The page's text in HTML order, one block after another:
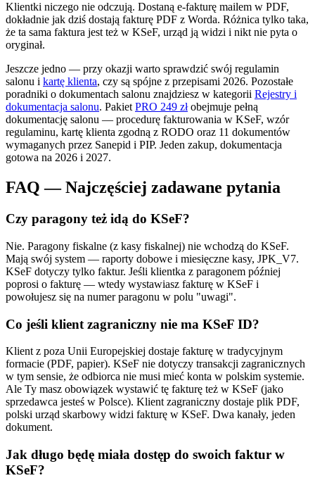
Klientki niczego nie odczują. Dostaną e-fakturę mailem w PDF,
dokładnie jak dziś dostają fakturę PDF z Worda. Różnica tylko taka,
że ta sama faktura jest też w KSeF, urząd ją widzi i nikt nie pyta o
oryginał.
Jeszcze jedno — przy okazji warto sprawdzić swój regulamin
salonu i kartę klienta, czy są spójne z przepisami 2026. Pozostałe
poradniki o dokumentach salonu znajdziesz w kategorii Rejestry i
dokumentacja salonu. Pakiet PRO 249 złobejmuje pełną
dokumentację salonu — procedurę fakturowania w KSeF, wzór
regulaminu, kartę klienta zgodną z RODO oraz 11 dokumentów
wymaganych przez Sanepid i PIP. Jeden zakup, dokumentacja
gotowa na 2026 i 2027.
FAQ — Najczęściej zadawane pytania
Czy paragony też idą do KSeF?
Nie. Paragony fiskalne (z kasy fiskalnej) nie wchodzą do KSeF.
Mają swój system — raporty dobowe i miesięczne kasy, JPK_V7.
KSeF dotyczy tylko faktur. Jeśli klientka z paragonem później
poprosi o fakturę — wtedy wystawiasz fakturę w KSeF i
powołujesz się na numer paragonu w polu "uwagi".
Co jeśli klient zagraniczny nie ma KSeF ID?
Klient z poza Unii Europejskiej dostaje fakturę w tradycyjnym
formacie (PDF, papier). KSeF nie dotyczy transakcji zagranicznych
w tym sensie, że odbiorca nie musi mieć konta w polskim systemie.
Ale Ty masz obowiązek wystawić tę fakturę też w KSeF (jako
sprzedawca jesteś w Polsce). Klient zagraniczny dostaje plik PDF,
polski urząd skarbowy widzi fakturę w KSeF. Dwa kanały, jeden
dokument.
Jak długo będę miała dostęp do swoich faktur w
KSeF?